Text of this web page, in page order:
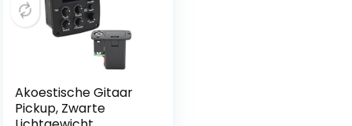
Akoestische Gitaar
Pickup, Zwarte